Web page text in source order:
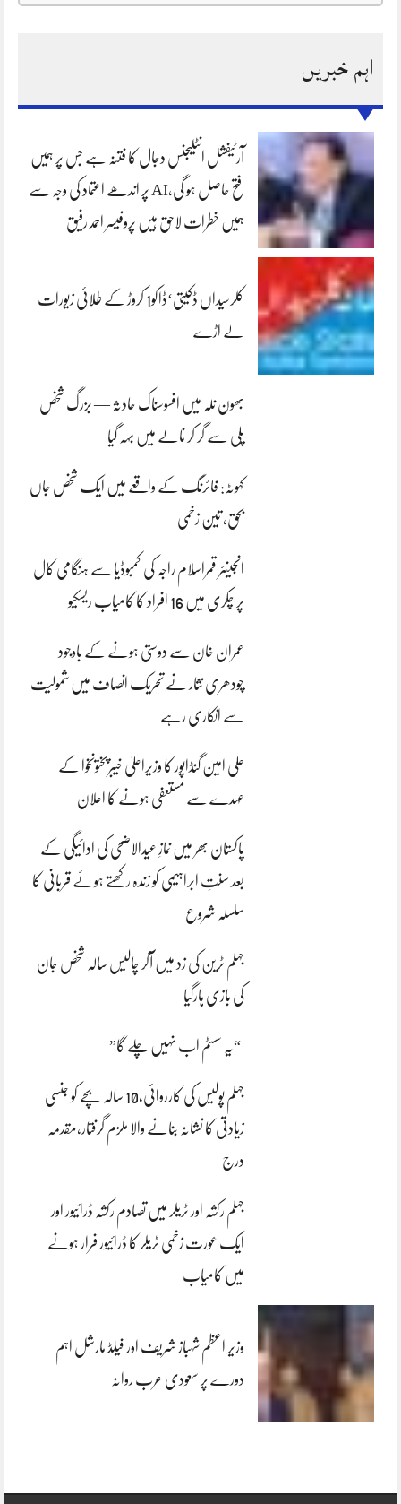
اہم خبریں
آرٹیفشل انٹلیجنس دجال کا فتنہ ہے جس پر ہمیں
فتح حاصل ہو گی،AI پر اندھے اعتماد کی وجہ سے
ہمیں خطرات لاحق ہیں پروفیسر احمد رفیق
کلرسیداں ڈکیتی‘ڈاکو1 کروڑ کے طلائی زیورات
لے اڑے
بھون نلہ میں افسوسناک حادثہ — بزرگ شخص
پلی سے گر کر نالے میں بہہ گیا
کہوٹہ: فائرنگ کے واقعے میں ایک شخص جاں
بحق، تین زخمی
انجینئر قمراسلام راجہ کی کمبوڈیا سے ہنگامی کال
پر چکری میں 16 افراد کا کامیاب ریسکیو
عمران خان سے دوستی ہونے کے باوجود
چودھری نثار نے تحریک انصاف میں شمولیت
سے انکاری رہے
علی امین گنڈاپور کا وزیراعلیٰ خیبرپختونخوا کے
عہدے سے مستعفی ہونے کا اعلان
پاکستان بھر میں نمازِ عیدالاضحی کی ادائیگی کے
بعد سنتِ ابراہیمی کو زندہ رکھتے ہوئے قربانی کا
سلسلہ شروع
جہلم ٹرین کی زد میں آکر چالیس سالہ شخص جان
کی بازی ہارگیا
“یہ سسٹم اب نہیں چلے گا”
جہلم پولیس کی کارروائی،10 سالہ بچے کو جنسی
زیادتی کا نشانہ بنانے والا ملزم گرفتار،مقدمہ
درج
جہلم رکشہ اور ٹریلر میں تصادم رکشہ ڈرائیور اور
ایک عورت زخمی ٹریلر کا ڈرائیور فرار ہونے
میں کامیاب
وزیر اعظم شہباز شریف اور فیلڈ مارشل اہم
دورے پر سعودی عرب روانہ